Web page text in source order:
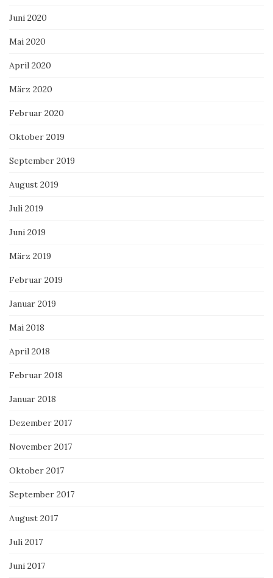
Juni 2020
Mai 2020
April 2020
März 2020
Februar 2020
Oktober 2019
September 2019
August 2019
Juli 2019
Juni 2019
März 2019
Februar 2019
Januar 2019
Mai 2018
April 2018
Februar 2018
Januar 2018
Dezember 2017
November 2017
Oktober 2017
September 2017
August 2017
Juli 2017
Juni 2017